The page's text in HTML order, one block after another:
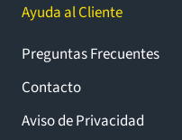
Ayuda al Cliente
Preguntas Frecuentes
Contacto
Aviso de Privacidad